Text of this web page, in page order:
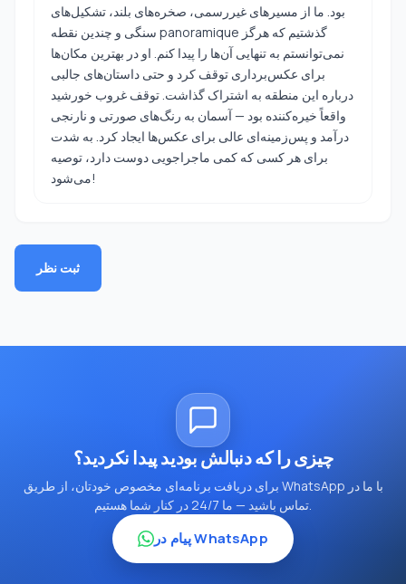
بود. ما از مسیرهای غیررسمی، صخره‌های بلند، تشکیل‌های
سنگی و چندین نقطه panoramique گذشتیم که هرگز
نمی‌توانستم به تنهایی آن‌ها را پیدا کنم. او در بهترین مکان‌ها
برای عکس‌برداری توقف کرد و حتی داستان‌های جالبی
درباره این منطقه به اشتراک گذاشت. توقف غروب خورشید
واقعاً خیره‌کننده بود — آسمان به رنگ‌های صورتی و نارنجی
درآمد و پس‌زمینه‌ای عالی برای عکس‌ها ایجاد کرد. به شدت
برای هر کسی که کمی ماجراجویی دوست دارد، توصیه
می‌شود!
ثبت نظر
چیزی را که دنبالش بودید پیدا نکردید؟
برای دریافت برنامه‌ای مخصوص خودتان، از طریق WhatsApp با ما در
تماس باشید — ما 24/7 در کنار شما هستیم.
پیام در WhatsApp